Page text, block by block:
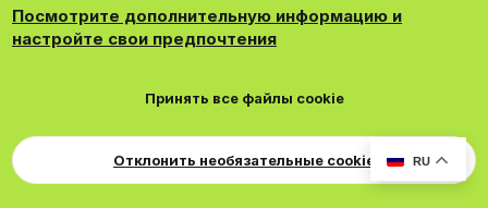
RU
DohTheme
Cookies Russian Обратная связь
Поддержка
Для правообладателей
EN Soundmain
Условия и правила
Политика конфиденциальности
Посмотрите дополнительную информацию и
настройте свои предпочтения
Принять все файлы cookie
Отклонить необязательные cookie